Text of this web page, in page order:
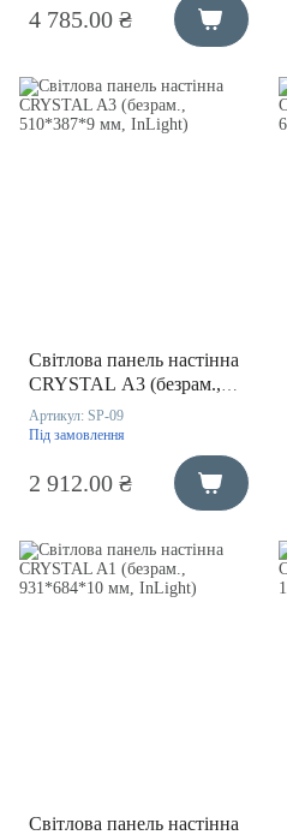
4 785.00 ₴
Світлова панель настінна
CRYSTAL A3 (безрам.,
510*387*9 мм, InLight)
Артикул: SP-09
Під замовлення
2 912.00 ₴
Світлова панель настінна